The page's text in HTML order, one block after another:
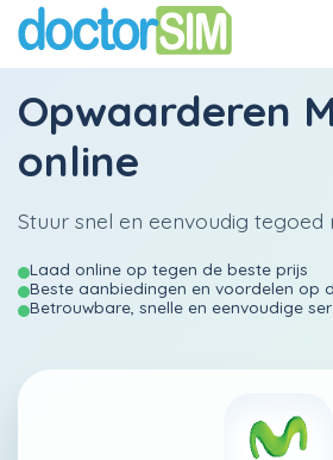
Opwaarderen
online
Stuur snel en eenvoudig tegoed
Laad online op tegen de beste prijs
Beste aanbiedingen en voordelen op
Betrouwbare, snelle en eenvoudige